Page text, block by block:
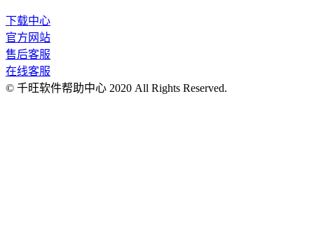
下载中心
官方网站
售后客服
在线客服
© 千旺软件帮助中心 2020 All Rights Reserved.